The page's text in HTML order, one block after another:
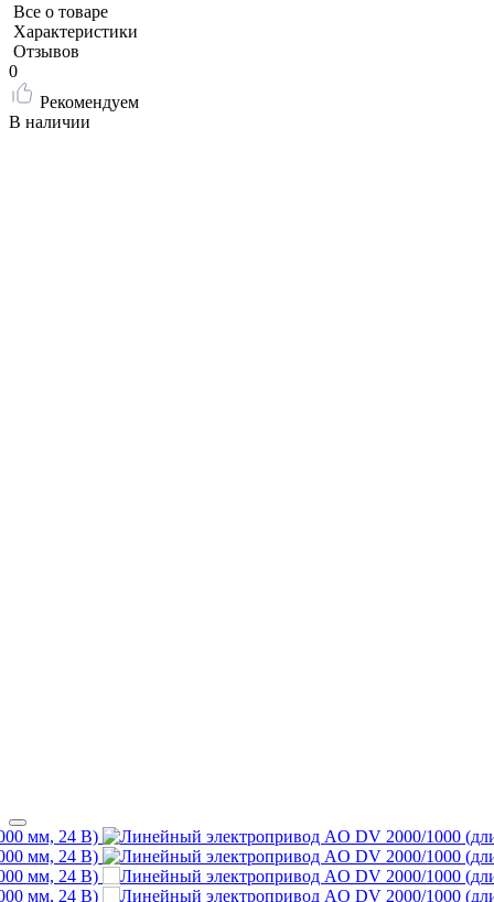
Все о товаре
Характеристики
Отзывов
0
Рекомендуем
В наличии